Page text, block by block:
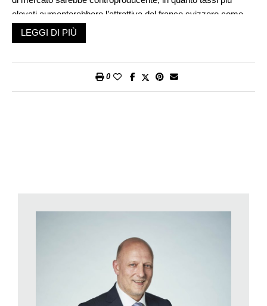
elevati aumenterebbero l’attrattiva del franco svizzero come
porto d’investimento sicuro. Un franco più forte, a sua volta,
ridurrebbe tuttavia la competitività dell’industria delle
Secondo le nostre previsioni sui tassi, il tasso di riferimento
l’incertezza congiunturale globale dovesse notevolmente
come bene rifugio. Questo non corrisponde però al nostro
scenario principale. Nel complesso partiamo dal presupposto
che nel prossimo futuro i tassi ipotecari non aumenteranno in
modo significativo. Sia le ipoteche fisse sia le ipoteche Libor
rimangono dunque interessanti.
LEGGI DI PIÙ
0